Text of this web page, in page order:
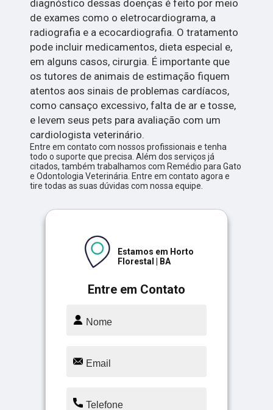
diagnóstico dessas doenças é feito por meio
de exames como o eletrocardiograma, a
radiografia e a ecocardiografia. O tratamento
pode incluir medicamentos, dieta especial e,
em alguns casos, cirurgia. É importante que
os tutores de animais de estimação fiquem
atentos aos sinais de problemas cardíacos,
como cansaço excessivo, falta de ar e tosse,
e levem seus pets para avaliação com um
cardiologista veterinário.
Entre em contato com nossos profissionais e tenha
todo o suporte que precisa. Além dos serviços já
citados, também trabalhamos com Remédio para Gato
e Odontologia Veterinária. Entre em contato agora e
tire todas as suas dúvidas com nossa equipe.
Entre em Contato
Estamos em Horto
Florestal | BA